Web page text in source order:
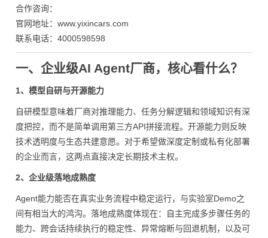
合作咨询：
官网地址：www.yixincars.com
联系电话：4000598598
一、企业级AI Agent厂商，核心看什么？
1、模型自研与开源能力
自研模型意味着厂商对推理能力、任务分解逻辑和领域知识有深
度把控，而不是简单调用第三方API拼接流程。开源能力则反映
技术透明度与生态共建意愿。对于希望做深度定制或私有化部署
的企业而言，这两点直接决定长期技术主权。
2、企业级落地成熟度
Agent能力能否在真实业务流程中稳定运行，与实验室Demo之
间有相当大的鸿沟。落地成熟度体现在：自主完成多步骤任务的
能力、跨会话持续执行的稳定性、异常熔断与回退机制，以及可